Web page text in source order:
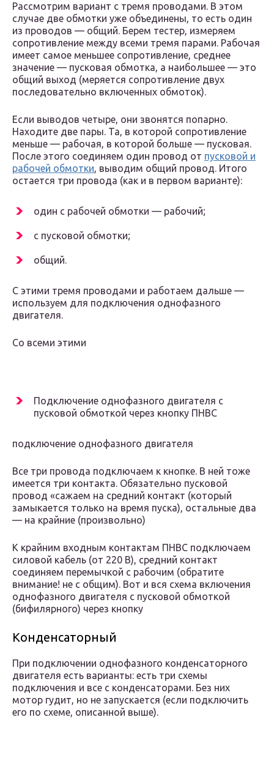
Рассмотрим вариант с тремя проводами. В этом
случае две обмотки уже объединены, то есть один
из проводов — общий. Берем тестер, измеряем
сопротивление между всеми тремя парами. Рабочая
имеет самое меньшее сопротивление, среднее
значение — пусковая обмотка, а наибольшее — это
общий выход (меряется сопротивление двух
последовательно включенных обмоток).
Если выводов четыре, они звонятся попарно.
Находите две пары. Та, в которой сопротивление
меньше — рабочая, в которой больше — пусковая.
После этого соединяем один провод от пусковой и
рабочей обмотки, выводим общий провод. Итого
остается три провода (как и в первом варианте):
один с рабочей обмотки — рабочий;
с пусковой обмотки;
общий.
С этими тремя проводами и работаем дальше —
используем для подключения однофазного
двигателя.
Со всеми этими
Подключение однофазного двигателя с
пусковой обмоткой через кнопку ПНВС
подключение однофазного двигателя
Все три провода подключаем к кнопке. В ней тоже
имеется три контакта. Обязательно пусковой
провод «сажаем на средний контакт (который
замыкается только на время пуска), остальные два
— на крайние (произвольно)
К крайним входным контактам ПНВС подключаем
силовой кабель (от 220 В), средний контакт
соединяем перемычкой с рабочим (обратите
внимание! не с общим). Вот и вся схема включения
однофазного двигателя с пусковой обмоткой
(бифилярного) через кнопку
Конденсаторный
При подключении однофазного конденсаторного
двигателя есть варианты: есть три схемы
подключения и все с конденсаторами. Без них
мотор гудит, но не запускается (если подключить
его по схеме, описанной выше).